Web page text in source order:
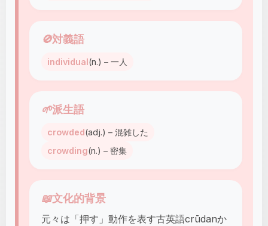
🚫対義語
individual(n.) – 一人
🌱派生語
crowded(adj.) – 混雑した
crowding(n.) – 密集
📖文化的背景
元々は「押す」動作を表す古英語crūdanか